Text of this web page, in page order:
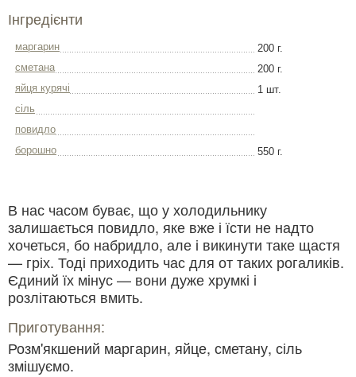
Інгредієнти
маргарин
200 г.
сметана
200 г.
яйця курячі
1 шт.
сіль
повидло
борошно
550 г.
В нас часом буває, що у холодильнику
залишається повидло, яке вже і їсти не надто
хочеться, бо набридло, але і викинути таке щастя
— гріх. Тоді приходить час для от таких рогаликів.
Єдиний їх мінус — вони дуже хрумкі і
розлітаються вмить.
Приготування:
Розм'якшений маргарин, яйце, сметану, сіль
змішуємо.